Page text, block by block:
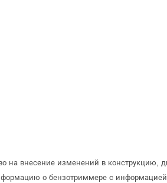
на внесение изменений в
о бензотриммере с